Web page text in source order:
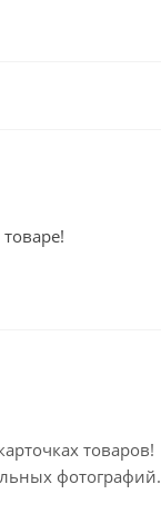
товаров!
фотографий.